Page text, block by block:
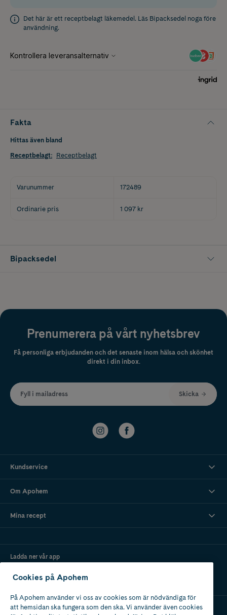
Det här är ett receptbelagt läkemedel. Läs Bipacksedel noga före
användning.
Fakta
Hittas även bland
Receptbelagt: Receptbelagt
Varunummer 172489
Ordinarie pris 1 097 kr
Bipacksedel
Prenumerera på vårt nyhetsbrev
Få personliga erbjudanden och det senaste inom hälsa och skönhet
direkt i din inbox.
Fyll i mailadress Skicka
Kundservice
Om Apohem
Mina recept
Ladda ner vår app
Cookies på Apohem
På Apohem använder vi oss av cookies som är nödvändiga för
att hemsidan ska fungera som den ska. Vi använder även cookies